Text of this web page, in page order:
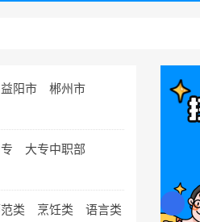
益阳市
郴州市
大专中职部
类 烹饪类
语言类